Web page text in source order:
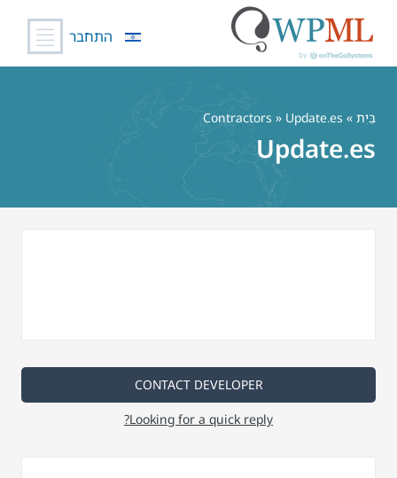
התחבר
בַּיִת »
Contractors » Update.es
Update.es
CONTACT DEVELOPER
Looking for a quick reply?